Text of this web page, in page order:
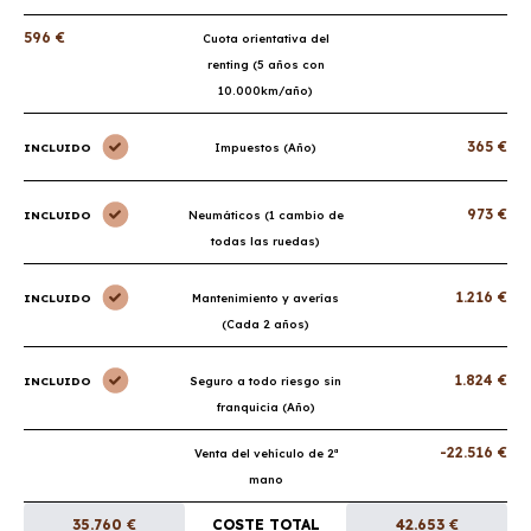
596 €
Cuota orientativa del
renting (5 años con
10.000km/año)
INCLUIDO Impuestos (Año) 365 €
INCLUIDO
Neumáticos (1 cambio de
todas las ruedas)
973 €
INCLUIDO
Mantenimiento y averías
(Cada 2 años)
1.216 €
INCLUIDO
Seguro a todo riesgo sin
franquicia (Año)
1.824 €
Venta del vehículo de 2ª
mano
-22.516 €
35.760 € COSTE TOTAL 42.653 €